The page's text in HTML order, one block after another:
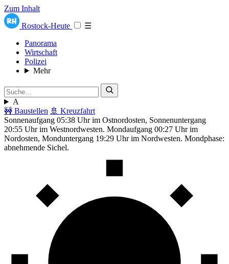
Zum Inhalt
Rostock-Heute
☰
Panorama
Wirtschaft
Polizei
Mehr
A
🚧 Baustellen 🚢 Kreuzfahrt
Sonnenaufgang 05:38 Uhr im Ostnordosten, Sonnenuntergang
20:55 Uhr im Westnordwesten. Mondaufgang 00:27 Uhr im
Nordosten, Monduntergang 19:29 Uhr im Nordwesten. Mondphase:
abnehmende Sichel.